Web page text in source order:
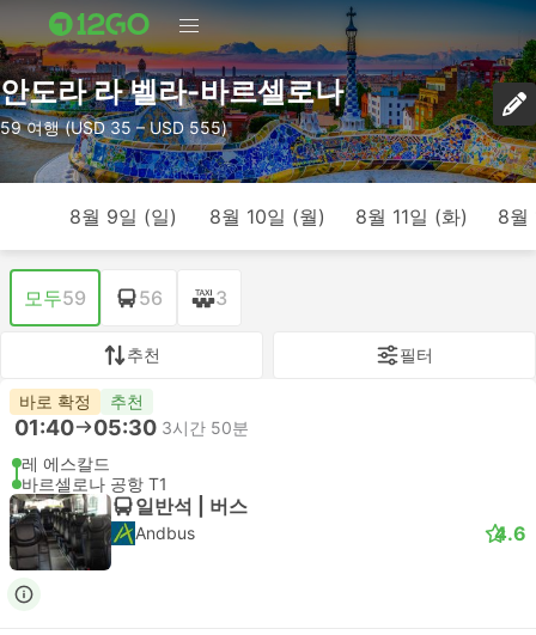
안도라 라 벨라-바르셀로나
59 여행 (USD 35 – USD 555)
8월 9일 (일) 8월 10일 (월) 8월 11일 (화) 8월
모두59 56 3
추천 필터
바로 확정 추천
01:40 05:30 3시간 50분
레 에스칼드
바르셀로나 공항 T1
일반석 | 버스
Andbus 4.6